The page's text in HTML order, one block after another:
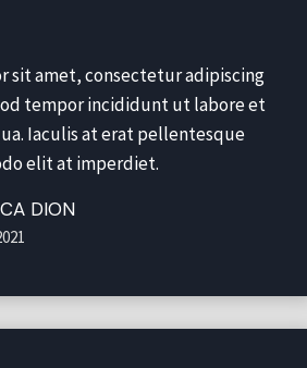
sit amet, consectetur adipiscing
tempor incididunt ut labore et
Iaculis at erat pellentesque
elit at imperdiet.
DION